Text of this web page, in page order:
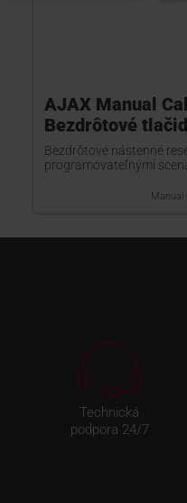
AJAX Manual
Bezdrôtové
Bezdrôtové nástenné
programovateľnými
Manual
Technická
podpora 24/7